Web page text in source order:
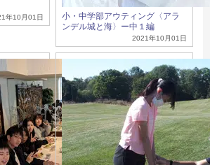
年10月01日
小・中学部アウティング〈アラ
ンデル城と海〉ー中１編
2021年10月01日